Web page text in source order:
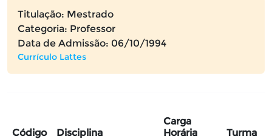
Titulação: Mestrado
Categoria: Professor
Data de Admissão: 06/10/1994
Currículo Lattes
Código Disciplina
Carga
Horária
Turma